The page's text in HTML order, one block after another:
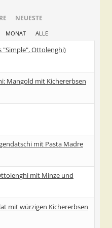
NEUESTE
MONAT ALLE
"Simple", Ottolenghi)
Mangold mit Kichererbsen
mit Pasta Madre
mit Minze und
mit würzigen Kichererbsen